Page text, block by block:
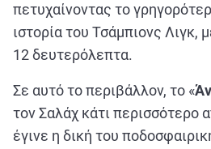
πετυχαίνοντας το
ιστορία του Τσάμπιονς Λιγκ,
12 δευτερόλεπτα.
Σε αυτό το περιβάλλον, το «
τον Σαλάχ κάτι περισσότερο
έγινε η δική του